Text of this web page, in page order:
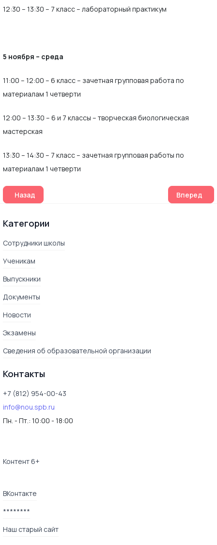
12:30 – 13:30 – 7 класс – лабораторный практикум
5 ноября – среда
11:00 – 12:00 – 6 класс – зачетная групповая работа по
материалам 1 четверти
12:00 – 13:30 – 6 и 7 классы – творческая биологическая
мастерская
13:30 – 14:30 – 7 класс – зачетная групповая работы по
материалам 1 четверти
Предыдущий: Подготовка к ЕГЭ по информатике
Назад Вперед
Категории
Сотрудники школы
Ученикам
Выпускники
Документы
Новости
Экзамены
Сведения об образовательной организации
Контакты
+7 (812) 954-00-43
info@nou.spb.ru
Пн. - Пт.: 10:00 - 18:00
Контент 6+
ВКонтакте
********
Наш старый сайт